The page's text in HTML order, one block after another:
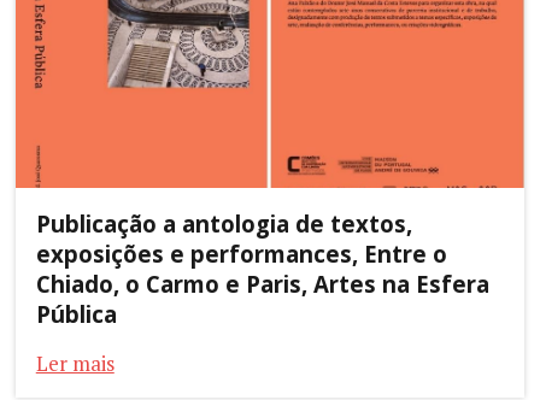
Publicação a antologia de textos,
exposições e performances, Entre o
Chiado, o Carmo e Paris, Artes na Esfera
Pública
Ler mais